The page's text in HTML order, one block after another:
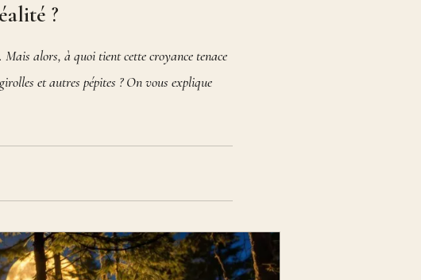
?
alors, à quoi tient cette croyance tenace
et autres pépites ? On vous explique